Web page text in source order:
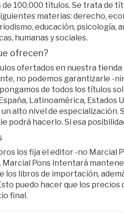
100.000 títulos. Se trata de
materias: derecho,
educación, psicología,
humanas y sociales.
ofrecen?
ofertados en nuestra
no podemos garantizarle -
de todos los títulos
Latinoamérica, Estados
alto nivel de
podrá hacerlo. Si esa
los fija el editor -no Marcial
Pons intentará
los libros de importación,
puedo hacer que los
final.